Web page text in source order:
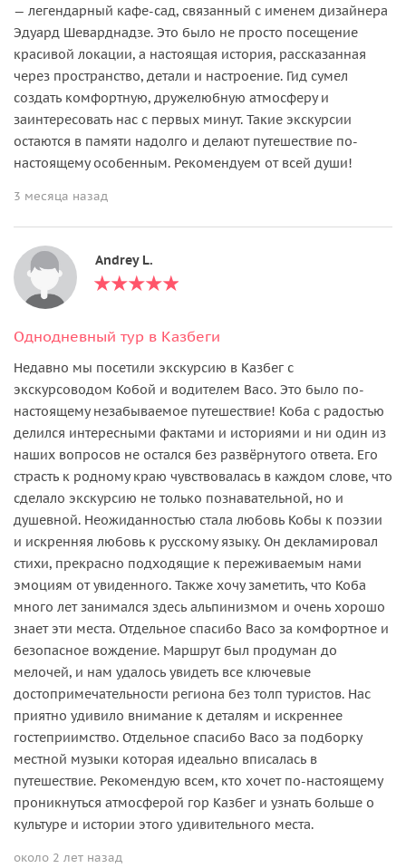
— легендарный кафе-сад, связанный с именем дизайнера
Эдуард Шеварднадзе. Это было не просто посещение
красивой локации, а настоящая история, рассказанная
через пространство, детали и настроение. Гид сумел
создать комфортную, дружелюбную атмосферу и
заинтересовать нас с первых минут. Такие экскурсии
остаются в памяти надолго и делают путешествие по-
настоящему особенным. Рекомендуем от всей души!
3 месяца назад
Andrey L.
Однодневный тур в Казбеги
Недавно мы посетили экскурсию в Казбег с
экскурсоводом Кобой и водителем Васо. Это было по-
настоящему незабываемое путешествие! Коба с радостью
делился интересными фактами и историями и ни один из
наших вопросов не остался без развёрнутого ответа. Его
страсть к родному краю чувствовалась в каждом слове, что
сделало экскурсию не только познавательной, но и
душевной. Неожиданностью стала любовь Кобы к поэзии
и искренняя любовь к русскому языку. Он декламировал
стихи, прекрасно подходящие к переживаемым нами
эмоциям от увиденного. Также хочу заметить, что Коба
много лет занимался здесь альпинизмом и очень хорошо
знает эти места. Отдельное спасибо Васо за комфортное и
безопасное вождение. Маршрут был продуман до
мелочей, и нам удалось увидеть все ключевые
достопримечательности региона без толп туристов. Нас
приятно удивило внимание к деталям и искреннее
гостеприимство. Отдельное спасибо Васо за подборку
местной музыки которая идеально вписалась в
путешествие. Рекомендую всем, кто хочет по-настоящему
проникнуться атмосферой гор Казбег и узнать больше о
культуре и истории этого удивительного места.
около 2 лет назад